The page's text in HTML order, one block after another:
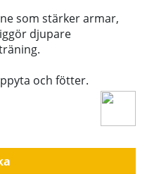
som stärker armar,
djupare
och fötter.